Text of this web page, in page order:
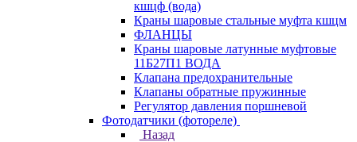
кшцф (вода)
Краны шаровые стальные муфта кшцм
ФЛАНЦЫ
Краны шаровые латунные муфтовые
11Б27П1 ВОДА
Клапана предохранительные
Клапаны обратные пружинные
Регулятор давления поршневой
Фотодатчики (фотореле)
Назад